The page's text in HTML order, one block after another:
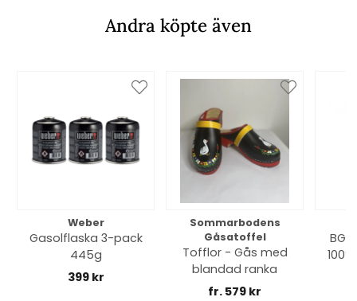
Andra köpte även
Weber
Gasolflaska 3-pack
445g
399 kr
Sommarbodens
Gåsatoffel
Tofflor - Gås med
blandad ranka
fr. 579 kr